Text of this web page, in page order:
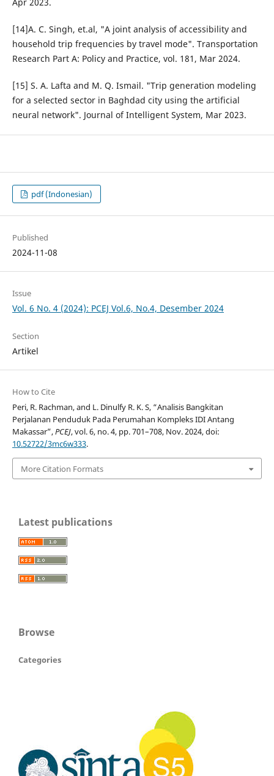
[14]A. C. Singh, et.al, "A joint analysis of accessibility and
household trip frequencies by travel mode". Transportation
Research Part A: Policy and Practice, vol. 181, Mar 2024.
[15] S. A. Lafta and M. Q. Ismail. "Trip generation modeling
for a selected sector in Baghdad city using the artificial
neural network". Journal of Intelligent System, Mar 2023.
pdf (Indonesian)
Published
2024-11-08
Issue
Vol. 6 No. 4 (2024): PCEJ Vol.6, No.4, Desember 2024
Section
Artikel
How to Cite
Peri, R. Rachman, and L. Dinulfy R. K. S, “Analisis Bangkitan
Perjalanan Penduduk Pada Perumahan Kompleks IDI Antang
Makassar”,PCEJ, vol. 6, no. 4, pp. 701–708, Nov. 2024, doi:
10.52722/3mc6w333.
More Citation Formats
Latest publications
Browse
Categories